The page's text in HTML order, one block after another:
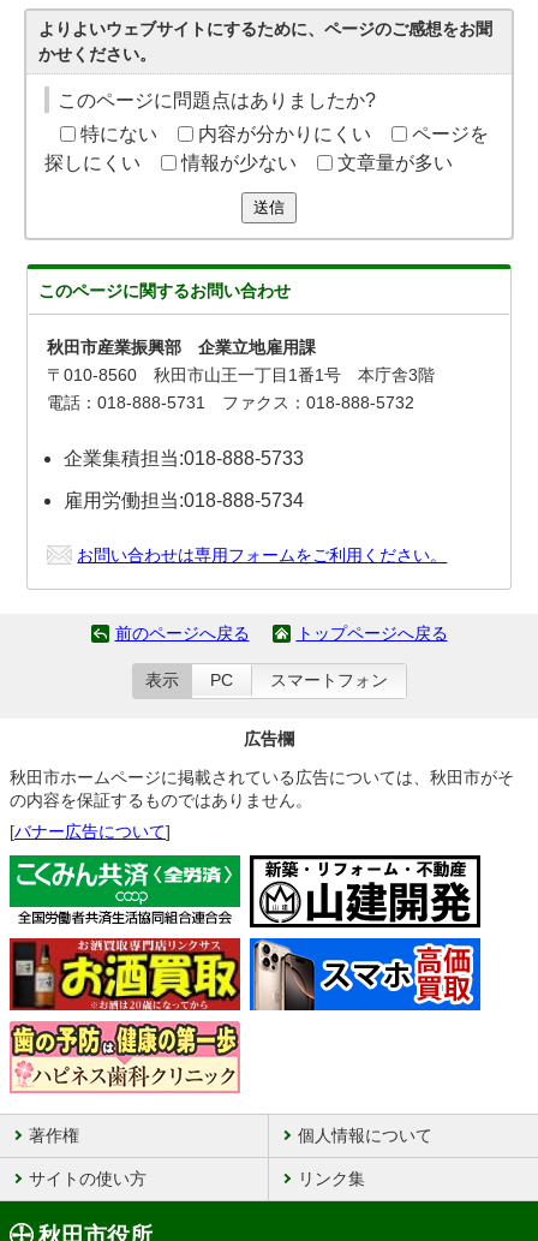
よりよいウェブサイトにするために、ページのご感想をお聞
かせください。
このページに問題点はありましたか?
特にない
内容が分かりにくい
ページを
探しにくい
情報が少ない 文章量が多い
送信
このページに関するお問い合わせ
秋田市産業振興部 企業立地雇用課
〒010-8560 秋田市山王一丁目1番1号 本庁舎3階
電話：018-888-5731 ファクス：018-888-5732
企業集積担当:018-888-5733
雇用労働担当:018-888-5734
お問い合わせは専用フォームをご利用ください。
前のページへ戻る トップページへ戻る
表示 PC スマートフォン
広告欄
秋田市ホームページに掲載されている広告については、秋田市がそ
の内容を保証するものではありません。
[バナー広告について]
著作権 個人情報について
サイトの使い方 リンク集
秋田市役所